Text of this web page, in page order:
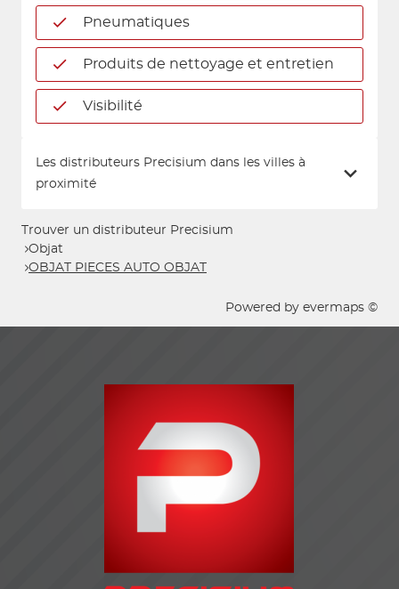
Pneumatiques
Produits de nettoyage et entretien
Visibilité
Les distributeurs Precisium dans les villes à
proximité
Trouver un distributeur Precisium
Objat
OBJAT PIECES AUTO OBJAT
Powered by evermaps ©